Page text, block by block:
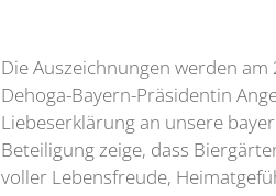
Die Auszeichnungen werden
Dehoga-Bayern-Präsidentin
Liebeserklärung an unsere
Beteiligung zeige, dass
voller Lebensfreude,